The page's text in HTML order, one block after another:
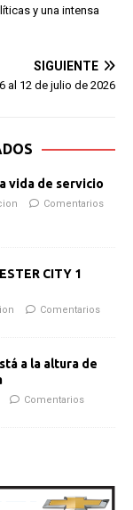
y una intensa
SIGUIENTE
al 12 de julio de 2026
vida de servicio
Comentarios
CITY 1
Comentarios
a la altura de
Comentarios